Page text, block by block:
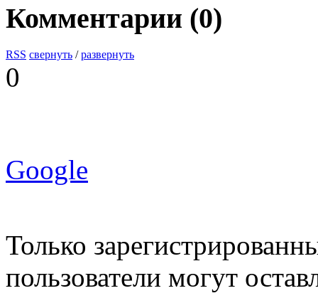
Комментарии (0)
RSS свернуть /развернуть
0
Google
Только
пользователи могут